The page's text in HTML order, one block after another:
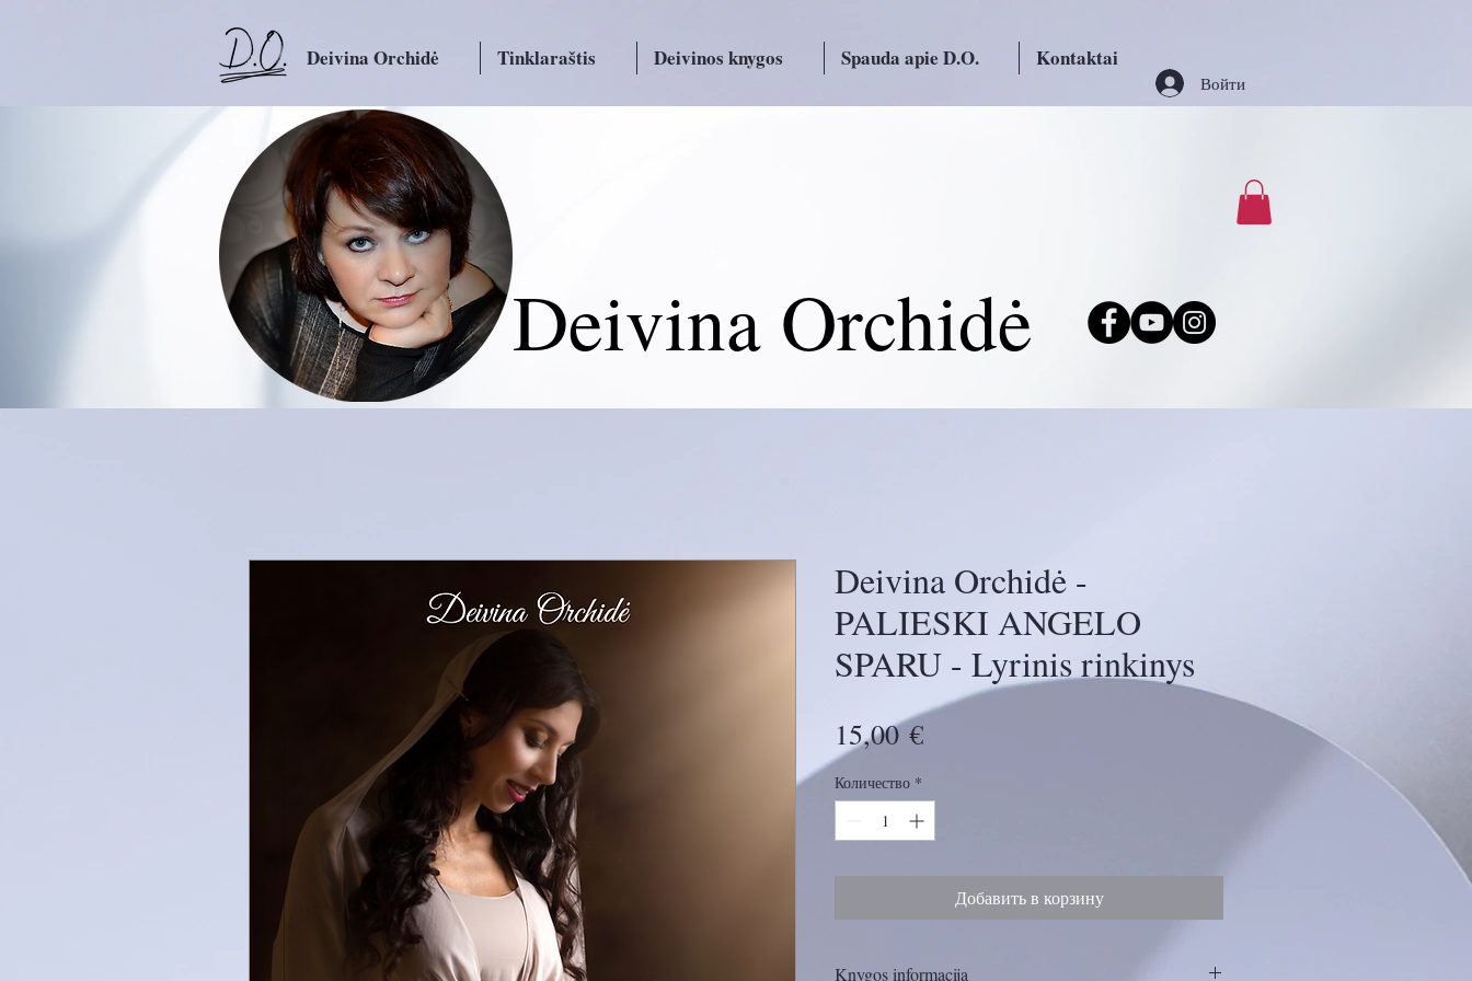
Deivina Orchidė Tinklaraštis Deivinos knygos Spauda apie D.O. Kontaktai
Войти
Deivina Orchidė
Deivina Orchidė -
PALIESKI ANGELO
SPARU - Lyrinis rinkinys
15,00 €Цена
Количество *
Добавить в корзину
Knygos informacija